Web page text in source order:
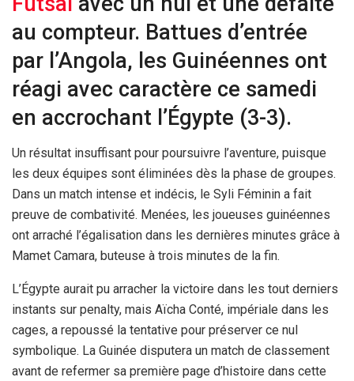
au compteur. Battues d’entrée
par l’Angola, les Guinéennes ont
réagi avec caractère ce samedi
en accrochant l’Égypte (3-3).
Un résultat insuffisant pour poursuivre l’aventure, puisque
les deux équipes sont éliminées dès la phase de groupes.
Dans un match intense et indécis, le Syli Féminin a fait
preuve de combativité. Menées, les joueuses guinéennes
ont arraché l’égalisation dans les dernières minutes grâce à
Mamet Camara, buteuse à trois minutes de la fin.
L’Égypte aurait pu arracher la victoire dans les tout derniers
instants sur penalty, mais Aïcha Conté, impériale dans les
cages, a repoussé la tentative pour préserver ce nul
symbolique. La Guinée disputera un match de classement
avant de refermer sa première page d’histoire dans cette